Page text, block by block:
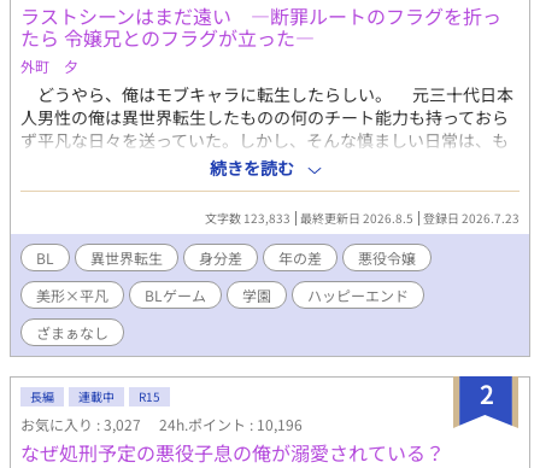
ラストシーンはまだ遠い ―断罪ルートのフラグを折っ
たら 令嬢兄とのフラグが立った―
外町 夕
どうやら、俺はモブキャラに転生したらしい。 元三十代日本
人男性の俺は異世界転生したものの何のチート能力も持っておら
ず平凡な日々を送っていた。しかし、そんな慎ましい日常は、も
うひとりの転生者との出会いによって崩壊する。 曰く、ここは
ゲームの世界で彼女は不幸にも悪役令嬢であるベアトリクスに転
生してしまったとのことだ。このままだと断罪されると泣きつか
れてしまい、手助けすることになった俺は断罪ルートのフラグを
折るための作戦を考える。作戦遂行のために悪役令嬢の兄アルベ
ルトに協力を仰いだが、説得のために俺が口にした言葉は本来だ
ったら主人公が言うはずのものだった。 「もしかして、今ので兄
上のルートに入っちゃったんじゃ……」 そんなベアトリクスの
推測を否定したかったが、アルベルトは着々と距離を詰めてく
ら、バッドエンドは回避できるのか？運命の日までは一年を切っ
ている。 ※小説家になろう・カクヨムへも掲載 毎日7:00・
19:00の二回更新
続きを読む
文字数 123,833 最終更新日 2026.8.5 登録日 2026.7.23
BL 異世界転生 身分差 年の差
悪役令嬢
美形×平凡
BLゲーム 学園
ハッピーエンド
ざまぁなし
2
長編 連載中 R15
お気に入り : 3,027 24h.ポイント : 10,196
なぜ処刑予定の悪役子息の俺が溺愛されている？